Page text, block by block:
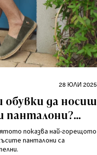
28 ЮЛИ 2025
обувки да носиш
панталони?
предложения
показва най-горещото
панталони са